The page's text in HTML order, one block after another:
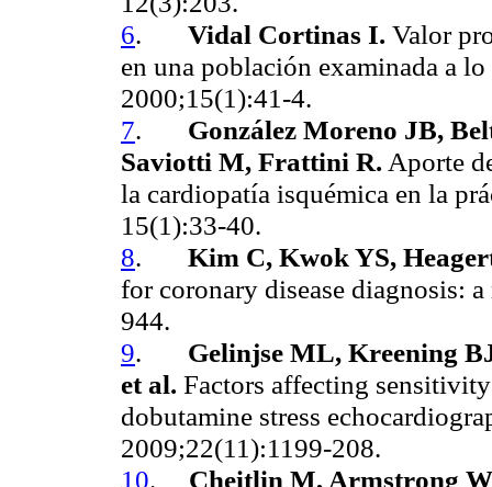
6. Vidal Cortinas I. Valor
en una población examinada a
2000;15(1):41-4.
7.
González Moreno JB,
Saviotti M, Frattini R. Aporte
la cardiopatía isquémica en la
15(1):33-40.
8.
Kim C, Kwok YS,
for coronary disease diagnosis:
944.
9.
Gelinjse ML, Kreening
et al. Factors affecting
dobutamine stress
2009;22(11):1199-208.
10.
Cheitlin M, Armstrong